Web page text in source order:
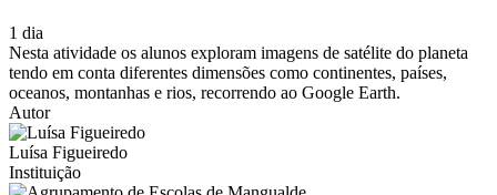
1 dia
Nesta atividade os alunos exploram imagens de satélite do planeta
tendo em conta diferentes dimensões como continentes, países,
oceanos, montanhas e rios, recorrendo ao Google Earth.
Autor
Luísa Figueiredo
Instituição